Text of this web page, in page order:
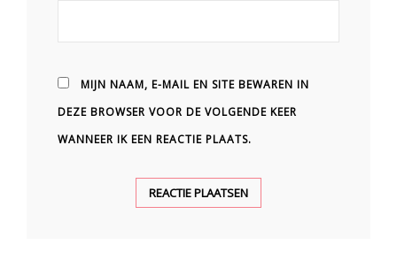
MIJN NAAM, E-MAIL EN SITE BEWAREN IN
DEZE BROWSER VOOR DE VOLGENDE KEER
WANNEER IK EEN REACTIE PLAATS.